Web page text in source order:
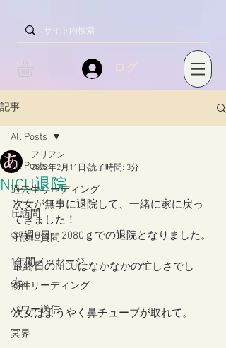
ログイン
記事
All Posts
過去生リーディング
丘訪問
守護に質問
1年間メッセージ
物件リーディング
パワー送信
冥界
All Posts
NICU退院
アリアン
2022年2月11日 読了時間: 3分
次女が無事に退院して、一緒に家に戻っ
てきました！
37週0日、2080ｇでの退院となりました。
最終日のNICUはなかなかの忙しさでし
た。
次女はようやく鼻チューブが取れて。